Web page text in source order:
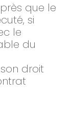
que le
si
le
du
droit